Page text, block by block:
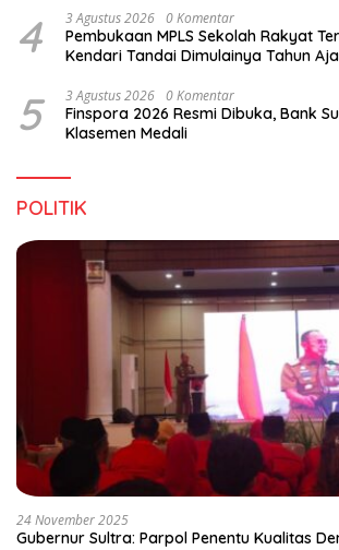
4 3 Agustus 2026 0 Komentar
Pembukaan MPLS Sekolah Rakyat
Kendari Tandai Dimulainya Tahun
5 3 Agustus 2026 0 Komentar
Finspora 2026 Resmi Dibuka, Bank
Klasemen Medali
POLITIK
24 November 2025
Gubernur Sultra: Parpol Penentu Kualitas